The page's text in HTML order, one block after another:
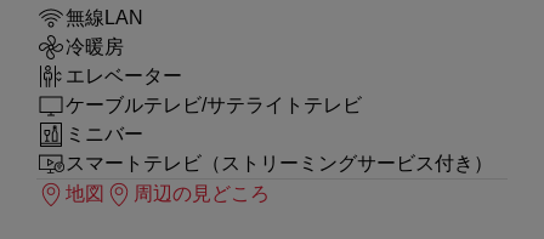
無線LAN
冷暖房
エレベーター
ケーブルテレビ/サテライトテレビ
ミニバー
スマートテレビ（ストリーミングサービス付き）
地図
周辺の見どころ